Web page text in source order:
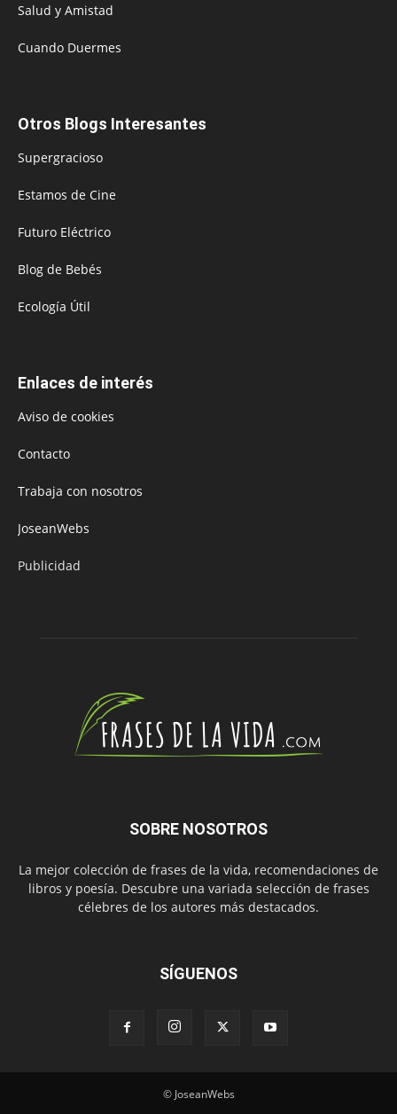
Salud y Amistad
Cuando Duermes
Otros Blogs Interesantes
Supergracioso
Estamos de Cine
Futuro Eléctrico
Blog de Bebés
Ecología Útil
Enlaces de interés
Aviso de cookies
Contacto
Trabaja con nosotros
JoseanWebs
Publicidad
SOBRE NOSOTROS
La mejor colección de frases de la vida, recomendaciones de
libros y poesía. Descubre una variada selección de frases
célebres de los autores más destacados.
SÍGUENOS
© JoseanWebs